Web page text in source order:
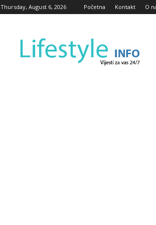
Thursday, August 6, 2026 Početna Kontakt O
Info